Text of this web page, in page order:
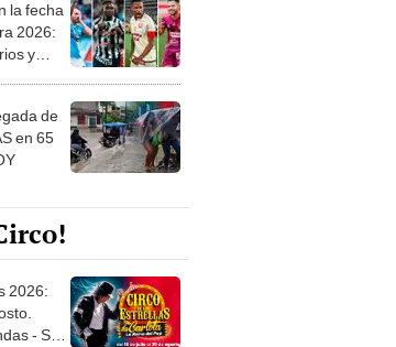
la fecha
2026:
y
de
en 65
2026:
- San